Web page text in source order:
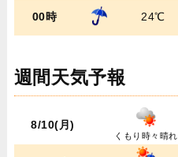
00時 24℃
週間天気予報
8/10(月)
くもり時々晴れ